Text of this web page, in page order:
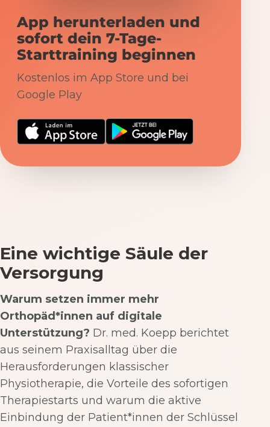
App herunterladen und
sofort dein 7-Tage-
Starttraining beginnen
Kostenlos im App Store und bei
Google Play
Eine wichtige Säule der
Versorgung
Warum setzen immer mehr
Orthopäd*innen auf digitale
Unterstützung? Dr. med. Koepp berichtet
aus seinem Praxisalltag über die
Herausforderungen klassischer
Physiotherapie, die Vorteile des sofortigen
Therapiestarts und warum die aktive
Einbindung der Patient*innen der Schlüssel